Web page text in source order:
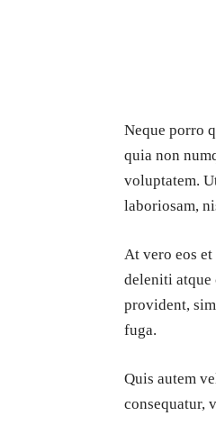
Neque porro
quia non
voluptatem.
laboriosam,
At vero eos
deleniti atque
provident,
fuga.
Quis autem
consequatur,